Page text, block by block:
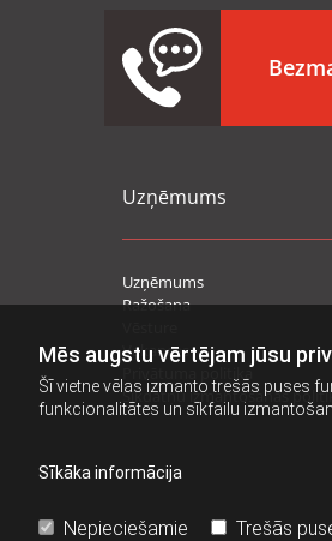
Mēs augstu vērtējam jūsu
Šī vietne vēlas izmanto trešās puses
funkcionalitātes un sīkfailu
Sīkāka informācija
Nepieciešamie Trešās
Uzņēmums
Uzņēmums
Ražošana
Vakances
Privātuma politika
Sīkdatņu izmantošanas